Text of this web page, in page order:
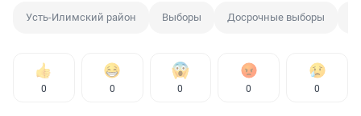
Усть-Илимский район Выборы Досрочные выборы
0 0 0 0 0